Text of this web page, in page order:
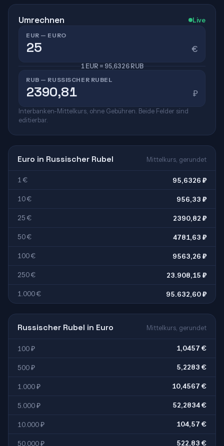
Umrechnen Live
EUR — EURO
€
1 EUR = 95,6326 RUB
RUB — RUSSISCHER RUBEL
₽
Interbanken-Mittelkurs, ohne Gebühren. Beide Felder sind
editierbar.
Euro in Russischer Rubel Mittelkurs, gerundet
1 € 95,6326 ₽
10 € 956,33 ₽
25 € 2390,82 ₽
50 € 4781,63 ₽
100 € 9563,26 ₽
250 € 23.908,15 ₽
1.000 € 95.632,60 ₽
Russischer Rubel in Euro Mittelkurs, gerundet
100 ₽ 1,0457 €
500 ₽ 5,2283 €
1.000 ₽ 10,4567 €
5.000 ₽ 52,2834 €
10.000 ₽ 104,57 €
50.000 ₽ 522,83 €